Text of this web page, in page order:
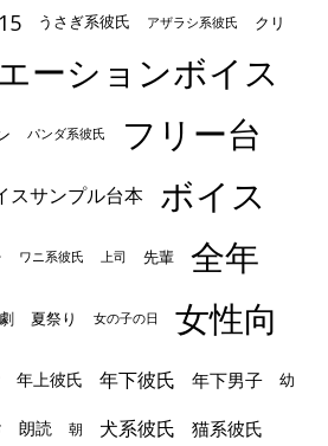
うさぎ系彼氏 アザラシ系彼氏 クリ
ーションボイス
パンダ系彼氏
フリー台
スサンプル台本
ボイス
ワニ系彼氏 上司 先輩
全年
夏祭り 女の子の日
女性向
年上彼氏 年下彼氏 年下男子 幼
朗読 朝 犬系彼氏 猫系彼氏